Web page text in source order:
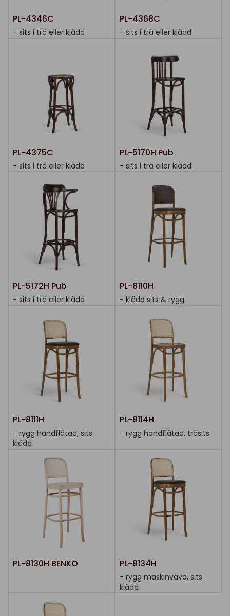
PL-4346C
- sits i trä eller klädd
PL-4368C
- sits i trä eller klädd
PL-4375C
- sits i trä eller klädd
PL-5170H Pub
- sits i trä eller klädd
PL-5172H Pub
- sits i trä eller klädd
PL-8110H
- klädd sits & rygg
PL-8111H
- rygg handflätad, sits
klädd
PL-8114H
- rygg handflätad, träsits
PL-8130H BENKO PL-8134H
- rygg maskinvävd, sits
klädd